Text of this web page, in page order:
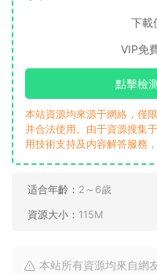
下載
VIP免
點擊檢
本站資源均來源于網絡，僅
并合法使用。由于資源搜集
用技術支持及内容解答服務
适合年齡： 2～6歲
資源大小： 115M
本站所有資源均來自網